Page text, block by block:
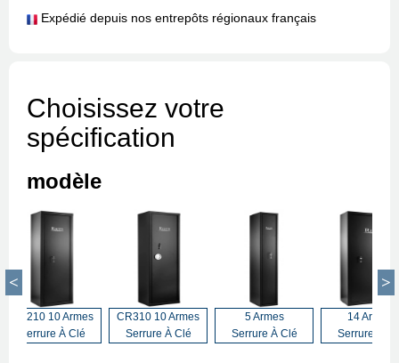
Choisissez votre
spécification
modèle
CR210 10 Armes
Serrure À Clé
CR310 10 Armes
Serrure À Clé
5 Armes
Serrure À Clé
14 Armes
Serrure À
Expédié depuis nos entrepôts régionaux français